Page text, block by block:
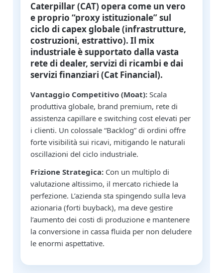
Caterpillar (CAT) opera come un vero
e proprio “proxy istituzionale” sul
ciclo di capex globale (infrastrutture,
costruzioni, estrattivo). Il mix
industriale è supportato dalla vasta
rete di dealer, servizi di ricambi e dai
servizi finanziari (Cat Financial).
Vantaggio Competitivo (Moat): Scala
produttiva globale, brand premium, rete di
assistenza capillare e switching cost elevati per
i clienti. Un colossale “Backlog” di ordini offre
forte visibilità sui ricavi, mitigando le naturali
oscillazioni del ciclo industriale.
Frizione Strategica: Con un multiplo di
valutazione altissimo, il mercato richiede la
perfezione. L’azienda sta spingendo sulla leva
azionaria (forti buyback), ma deve gestire
l’aumento dei costi di produzione e mantenere
la conversione in cassa fluida per non deludere
le enormi aspettative.